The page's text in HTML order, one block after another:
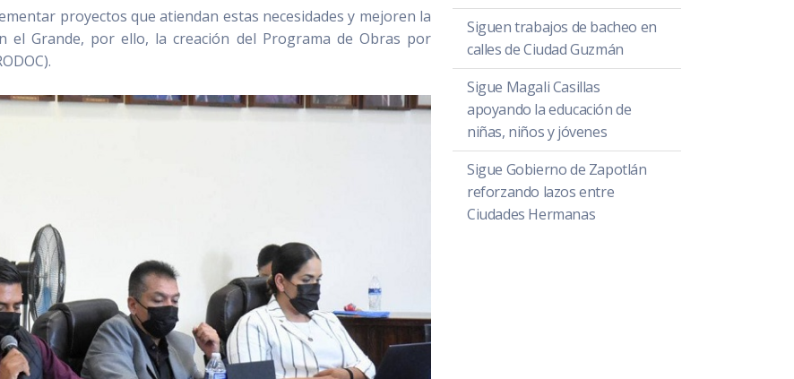
proyectos que atiendan estas necesidades y mejoren la
el Grande, por ello, la creación del Programa de Obras por
Siguen trabajos de bacheo en
calles de Ciudad Guzmán
Sigue Magali Casillas
apoyando la educación de
niñas, niños y jóvenes
Sigue Gobierno de Zapotlán
reforzando lazos entre
Ciudades Hermanas